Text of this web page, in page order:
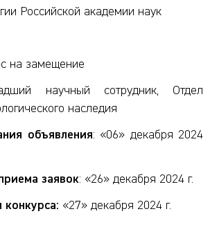
Российской академии наук
на замещение
научный сотрудник, Отдел
наследия
объявления: «06» декабря 2024
заявок: «26» декабря 2024 г.
конкурса: «27» декабря 2024 г.